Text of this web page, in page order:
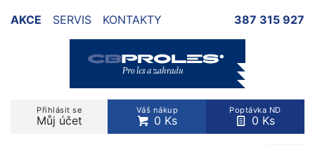
AKCE SERVIS KONTAKTY 387 315 927
Přihlásit se
Můj účet
Váš nákup
0 Ks
Poptávka ND
0 Ks